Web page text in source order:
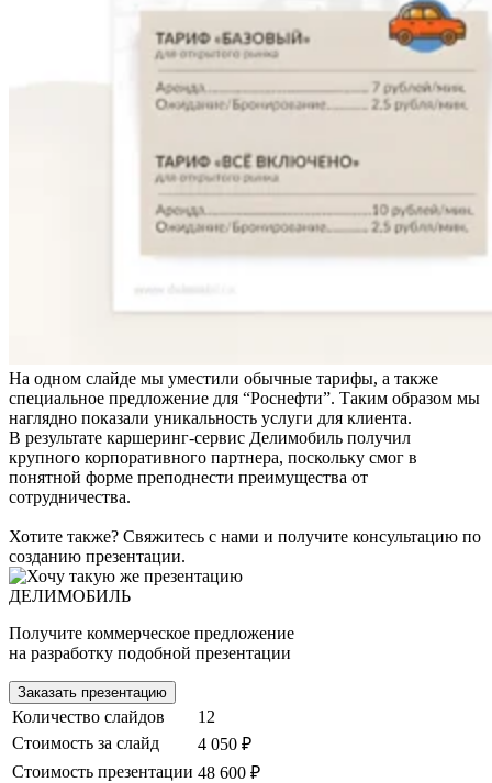
На одном слайде мы уместили обычные тарифы, а также
специальное предложение для “Роснефти”. Таким образом мы
наглядно показали уникальность услуги для клиента.
В результате каршеринг-сервис Делимобиль получил
крупного корпоративного партнера, поскольку смог в
понятной форме преподнести преимущества от
сотрудничества.
Хотите также? Свяжитесь с нами и получите консультацию по
созданию презентации.
ДЕЛИМОБИЛЬ
Получите коммерческое предложение
на разработку подобной презентации
Заказать презентацию
Количество слайдов
12
Стоимость за слайд
4 050 ₽
Стоимость презентации 48 600 ₽